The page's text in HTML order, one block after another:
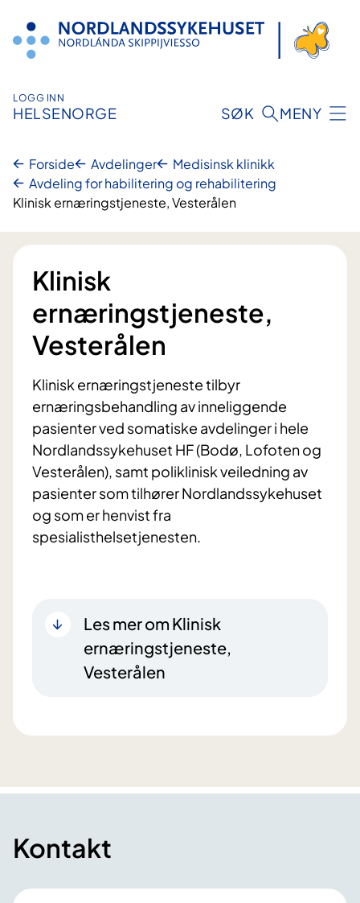
innhold
LOGG INN
HELSENORGE SØK MENY
Forside Avdelinger
Medisinsk klinikk
Avdeling for habilitering og rehabilitering
Klinisk ernæringstjeneste, Vesterålen
Klinisk
ernæringstjeneste,
Vesterålen
Klinisk ernæringstjeneste tilbyr
ernæringsbehandling av inneliggende
pasienter ved somatiske avdelinger i hele
Nordlandssykehuset HF (Bodø, Lofoten og
Vesterålen), samt poliklinisk veiledning av
pasienter som tilhører Nordlandssykehuset
og som er henvist fra
spesialisthelsetjenesten.
Les mer om Klinisk
ernæringstjeneste,
Vesterålen
Kontakt